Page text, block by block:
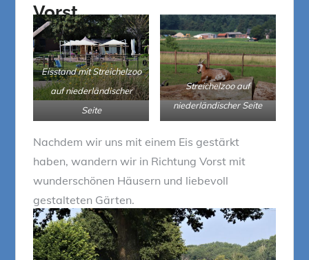
Vorst
Eisstand mit Streichelzoo
auf niederländischer
Seite
Streichelzoo auf
niederländischer Seite
Nachdem wir uns mit einem Eis gestärkt
haben, wandern wir in Richtung Vorst mit
wunderschönen Häusern und liebevoll
gestalteten Gärten.